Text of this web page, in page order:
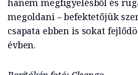
hanem megfigyelésből és
megoldani – befektetőjük
csapata ebben is sokat
évben.